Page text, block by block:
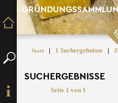
Start | 1 Suchergebnisse |
SUCHERGEBNISSE
Seite 1 von 1